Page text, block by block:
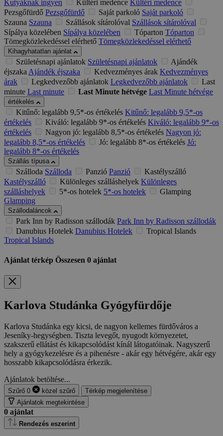
Kutyáknak ingyen
Kültéri medence Kültéri medence
Pezsgőfürdő Pezsgőfürdő Saját parkoló Saját parkoló
Szauna Szauna Szállások sítárolóval Szállások sítárolóval
Sípálya közelében Sípálya közelében Tóparton Tóparton
Tömegközlekedéssel elérhető Tömegközlekedéssel elérhető
Kihagyhatatlan ajánlat
Születésnapi ajánlatok Születésnapi ajánlatok
Ajándék
éjszakaAjándék éjszaka Kedvezményes árak Kedvezményes
árak
Legkedvezőbb ajánlatok Legkedvezőbb ajánlatok
Last
minute Last minute Last Minute hétvége Last Minute hétvége
értékelés
Kitűnő: legalább 9,5*-os értékelés Kitűnő: legalább 9,5*-os
értékelés
Kiváló: legalább 9*-os értékelés Kiváló: legalább 9*-os
értékelés
Nagyon jó: legalább 8,5*-os értékelés Nagyon jó:
legalább 8,5*-os értékelés
Jó: legalább 8*-os értékelés Jó:
legalább 8*-os értékelés
Szállás típusa
Szálloda Szálloda Panzió Panzió
Kastélyszálló
Kastélyszálló
Különleges szálláshelyek Különleges
szálláshelyek
5*-os hotelek 5*-os hotelek
Glamping
Glamping
Szállodaláncok
Park Inn by Radisson szállodák Park Inn by Radisson szállodák
Danubius Hotelek Danubius Hotelek
Tropical Islands
Tropical Islands
Ajánlat térkép Összesen 0 ajánlat
Karlova Studánka Gyógyfürdője
Karlova Studánka egy kicsi, de nagyon kellemes fürdőváros a
Jeseníky-hegységben. Tiszta levegőt, nyugodt környezetet,
szakszerű ellátást és kikapcsolódást kínál látogatóinak. Nagyszerű
hely a gyógykezelésre és a pihenésre - akár egy hétvégére, akár egy
hosszabb kikapcsolódásra érkezik.
Ajánlatok betöltése...
Szűrő 0 közel szűrő
Térkép megjelenítése
Ajánlatok megtekintése
0 ajánlat
Rendezés eszerint